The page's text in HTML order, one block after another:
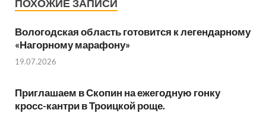
ПОХОЖИЕ ЗАПИСИ
Вологодская область готовится к легендарному
«Нагорному марафону»
19.07.2026
Приглашаем в Скопин на ежегодную гонку
кросс-кантри в Троицкой роще.